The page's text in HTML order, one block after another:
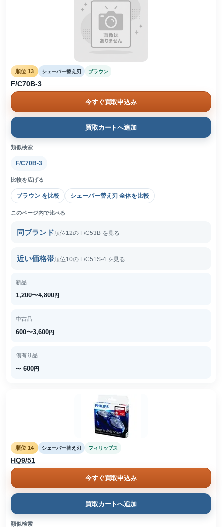
順位 13 シェーバー替え刃 ブラウン
F/C70B-3
今すぐ買取申込み
買取カートへ追加
類似検索
F/C70B-3
比較を広げる
ブラウン を比較 シェーバー替え刃 全体を比較
このページ内で比べる
同ブランド 順位12の F/C53B を見る
近い価格帯順位10の F/C51S-4 を見る
新品
1,200〜4,800円
中古品
600〜3,600円
傷有り品
〜 600円
順位 14 シェーバー替え刃 フィリップス
HQ9/51
今すぐ買取申込み
買取カートへ追加
類似検索